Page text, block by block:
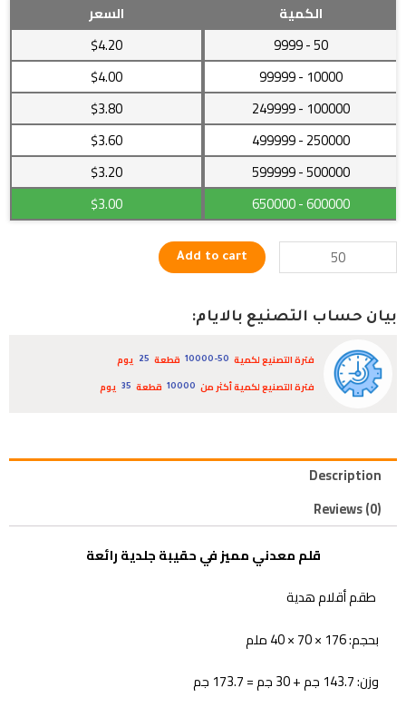
الكمية
السعر
50
- 9999
$4.20
10000
- 99999
$4.00
100000
- 249999
$3.80
250000
- 499999
$3.60
500000
- 599999
$3.20
600000
- 650000
$3.00
معدني
في
حقيبة
رائعة
quantity
Add to cart
بيان حساب التصنيع بالايام:
فترة التصنيع لكمية 10000-50 قطعة 25
يوم
فترة التصنيع لكمية أكثر من
10000 قطعة 35 يوم
Description
Reviews (0)
قلم معدني مميز في حقيبة جلدية رائعة
طقم أقلام هدية
بحجم: 176 × 70 × 40 ملم
وزن: 143.7 جم + 30 جم = 173.7 جم